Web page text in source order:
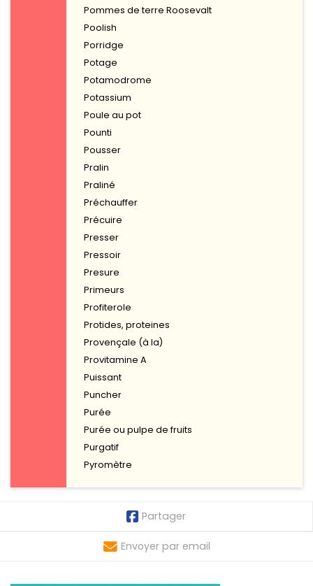
Pommes de terre Roosevalt
Poolish
Porridge
Potage
Potamodrome
Potassium
Poule au pot
Pounti
Pousser
Pralin
Praliné
Préchauffer
Précuire
Presser
Pressoir
Presure
Primeurs
Profiterole
Protides, proteines
Provençale (à la)
Provitamine A
Puissant
Puncher
Purée
Purée ou pulpe de fruits
Purgatif
Pyromètre
Partager
Envoyer par email